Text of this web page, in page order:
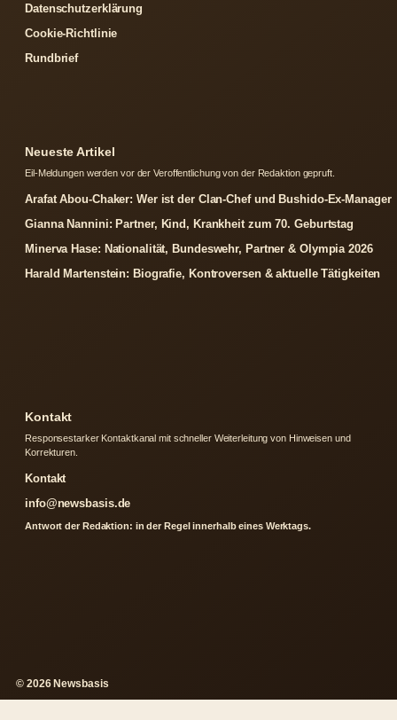
Datenschutzerklärung
Cookie-Richtlinie
Rundbrief
Neueste Artikel
Eil-Meldungen werden vor der Veroffentlichung von der Redaktion gepruft.
Arafat Abou-Chaker: Wer ist der Clan-Chef und Bushido-Ex-Manager
Gianna Nannini: Partner, Kind, Krankheit zum 70. Geburtstag
Minerva Hase: Nationalität, Bundeswehr, Partner & Olympia 2026
Harald Martenstein: Biografie, Kontroversen & aktuelle Tätigkeiten
Kontakt
Responsestarker Kontaktkanal mit schneller Weiterleitung von Hinweisen und
Korrekturen.
Kontakt
info@newsbasis.de
Antwort der Redaktion: in der Regel innerhalb eines Werktags.
© 2026 Newsbasis